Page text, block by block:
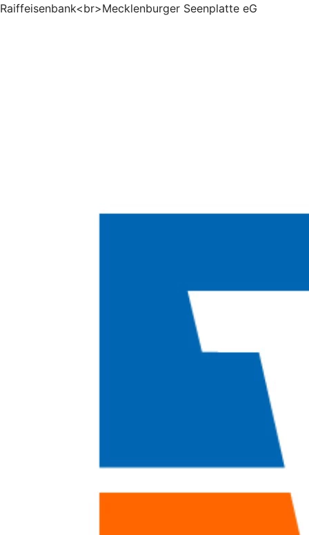
Raiffeisenbank<br>Mecklenburger Seenplatte eG